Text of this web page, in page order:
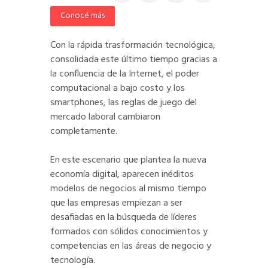
Conocé más
Con la rápida trasformación tecnológica,
consolidada este último tiempo gracias a
la confluencia de la Internet, el poder
computacional a bajo costo y los
smartphones, las reglas de juego del
mercado laboral cambiaron
completamente.
En este escenario que plantea la nueva
economía digital, aparecen inéditos
modelos de negocios al mismo tiempo
que las empresas empiezan a ser
desafiadas en la búsqueda de líderes
formados con sólidos conocimientos y
competencias en las áreas de negocio y
tecnología.